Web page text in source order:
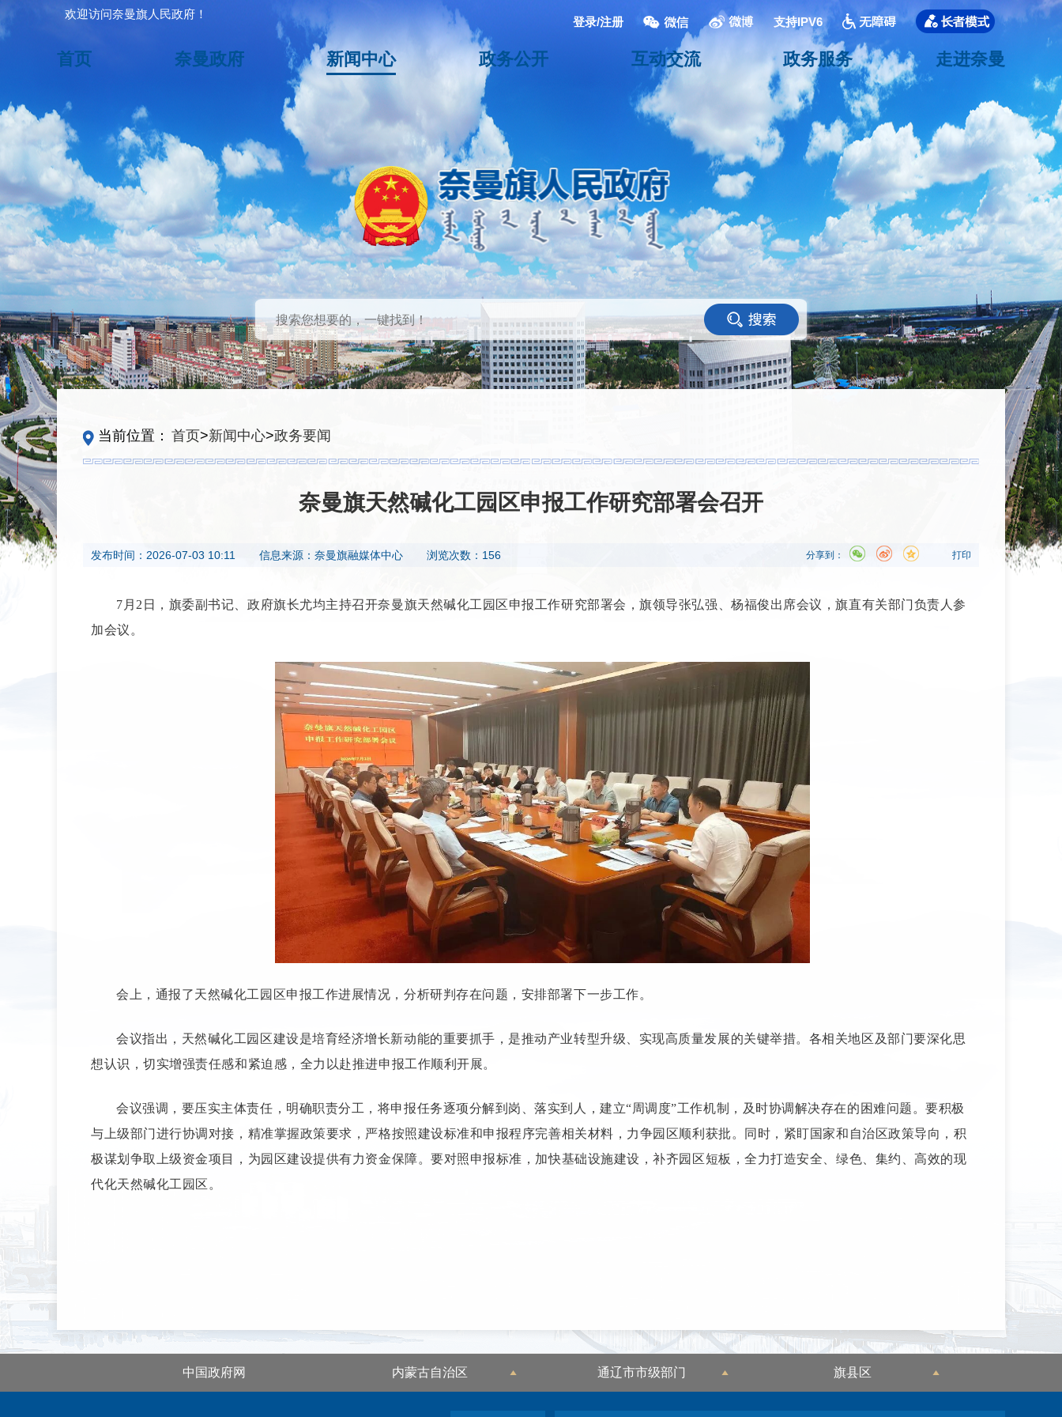
欢迎访问奈曼旗人民政府！
登录/注册 支持IPV6
首页 奈曼政府 新闻中心 政务公开 互动交流 政务服务 走进奈曼
当前位置： 首页>新闻中心>政务要闻
奈曼旗天然碱化工园区申报工作研究部署会召开
发布时间： 2026-07-03 10:11 信息来源： 奈曼旗融媒体中心 浏览次数：156 打印
分享到：
7月2日，旗委副书记、政府旗长尤均主持召开奈曼旗天然碱化工园区申报工作研究部署会，旗领导张弘强、杨福俊出席会议，旗直有关部门负责人参
加会议。
会上，通报了天然碱化工园区申报工作进展情况，分析研判存在问题，安排部署下一步工作。
会议指出，天然碱化工园区建设是培育经济增长新动能的重要抓手，是推动产业转型升级、实现高质量发展的关键举措。各相关地区及部门要深化思
想认识，切实增强责任感和紧迫感，全力以赴推进申报工作顺利开展。
会议强调，要压实主体责任，明确职责分工，将申报任务逐项分解到岗、落实到人，建立“周调度”工作机制，及时协调解决存在的困难问题。要积极
与上级部门进行协调对接，精准掌握政策要求，严格按照建设标准和申报程序完善相关材料，力争园区顺利获批。同时，紧盯国家和自治区政策导向，积
极谋划争取上级资金项目，为园区建设提供有力资金保障。要对照申报标准，加快基础设施建设，补齐园区短板，全力打造安全、绿色、集约、高效的现
代化天然碱化工园区。
中国政府网 内蒙古自治区 通辽市市级部门 旗县区